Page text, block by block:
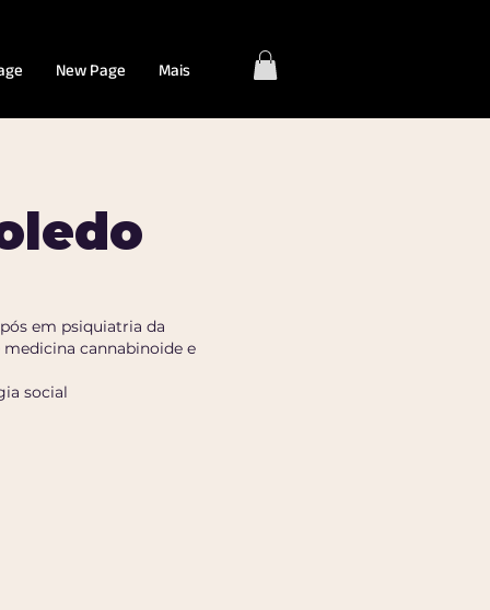
New Page Mais
em psiquiatria da
medicina cannabinoide e
social